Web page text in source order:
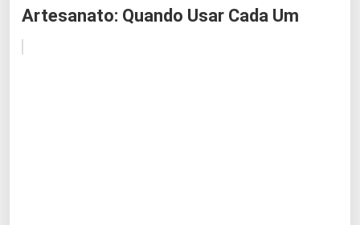
Artesanato: Quando Usar Cada Um